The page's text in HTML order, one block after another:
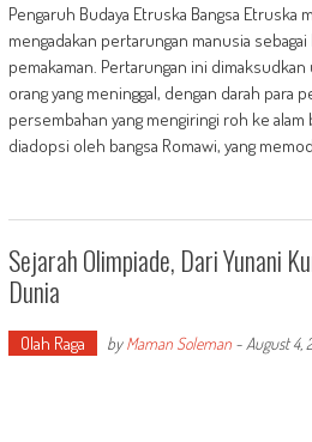
Pengaruh Budaya Etruska Bangsa Etruska
mengadakan pertarungan manusia sebagai
pemakaman. Pertarungan ini
orang yang meninggal, dengan darah para
persembahan yang mengiringi roh ke alam
diadopsi oleh bangsa Romawi, yang
Sejarah Olimpiade, Dari Yunani
Dunia
Olah Raga byMaman Soleman- August 4,